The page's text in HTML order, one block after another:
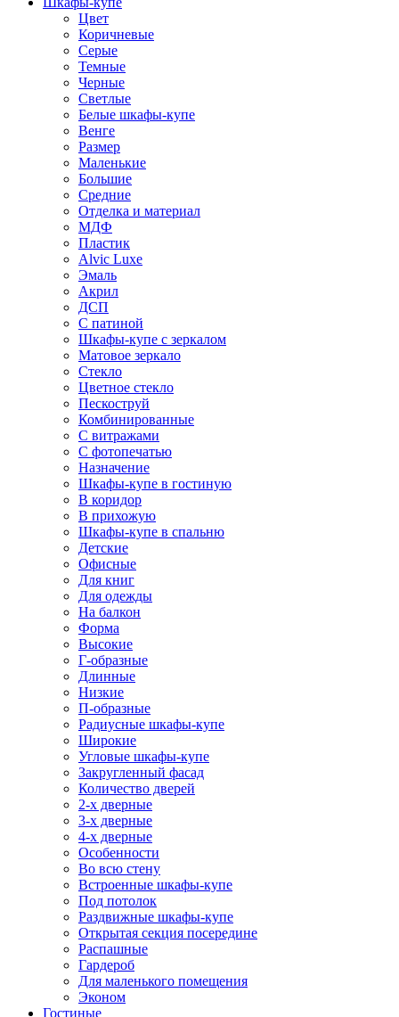
Цвет
Коричневые
Серые
Темные
Черные
Светлые
Белые шкафы-купе
Венге
Размер
Маленькие
Большие
Средние
Отделка и материал
МДФ
Пластик
Alvic Luxe
Эмаль
Акрил
ДСП
С патиной
Шкафы-купе с зеркалом
Матовое зеркало
Стекло
Цветное стекло
Пескоструй
Комбинированные
С витражами
С фотопечатью
Назначение
Шкафы-купе в гостиную
В коридор
В прихожую
Шкафы-купе в спальню
Детские
Офисные
Для книг
Для одежды
На балкон
Форма
Высокие
Г-образные
Длинные
Низкие
П-образные
Радиусные шкафы-купе
Широкие
Угловые шкафы-купе
Закругленный фасад
Количество дверей
2-х дверные
3-х дверные
4-х дверные
Особенности
Во всю стену
Встроенные шкафы-купе
Под потолок
Раздвижные шкафы-купе
Открытая секция посередине
Распашные
Гардероб
Для маленького помещения
Эконом
Гостиные